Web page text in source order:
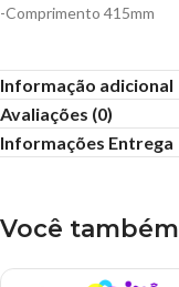
-Comprimento 415mm
Informação adicional
Avaliações (0)
Informações Entrega
Você